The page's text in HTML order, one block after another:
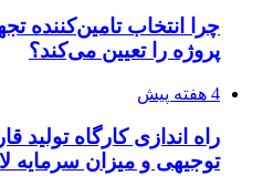
چرا انتخاب تامین‌کننده
پروژه را تعیین می‌کند؟
4 هفته پیش
راه اندازی کارگاه
توجیهی و میزان سرمایه